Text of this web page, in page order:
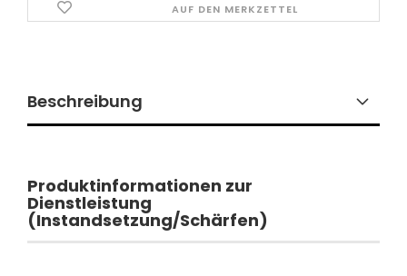
AUF DEN MERKZETTEL
Beschreibung
Produktinformationen zur
Dienstleistung
(Instandsetzung/Schärfen)